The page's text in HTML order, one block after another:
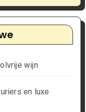
wijn
en luxe